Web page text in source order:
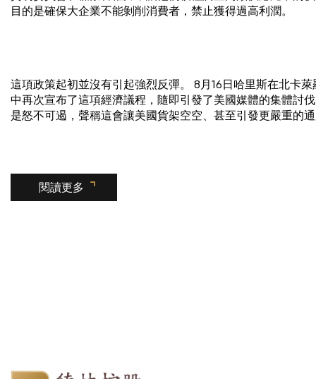
目的是確保大企業不能剝削消費者，禁止獲得過高利潤。
這項政策起初並沒有引起強烈反彈。 8月16日哈里斯在北卡
中再次宣布了這項經濟議程，隨即引發了美國媒體的集體討
是怒不可遏，聲稱這會讓美國貨架空空、甚至引發更嚴重的
閱讀更多